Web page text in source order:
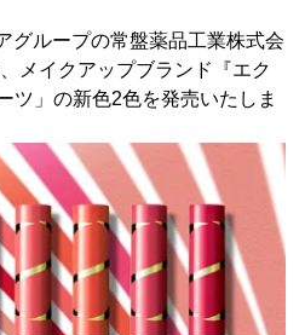
グループの常盤薬品工業株式会
メイクアップブランド『エク
ツ」の新色2色を発売いたしま